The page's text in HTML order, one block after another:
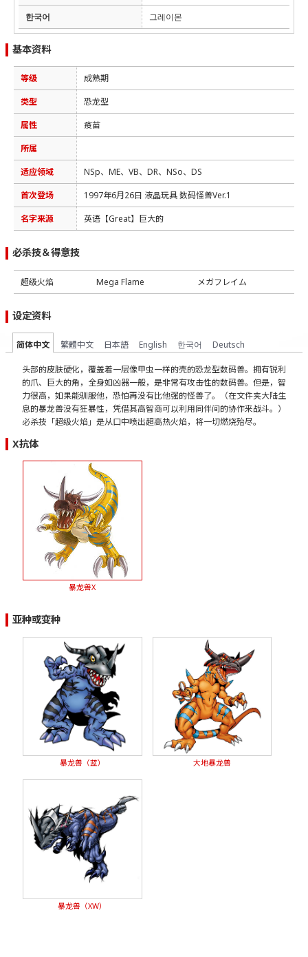
한국어
그레이몬
基本资料
等级
成熟期
类型
恐龙型
属性
疫苗
所属
适应领域
NSp、ME、VB、DR、NSo、DS
首次登场
1997年6月26日 液晶玩具 数码怪兽Ver.1
名字来源
英语【Great】巨大的
必杀技＆得意技
超级火焰 Mega Flame メガフレイム
设定资料
简体中文 繁體中文 日本語 English 한국어 Deutsch
头部的皮肤硬化，覆盖着一层像甲虫一样的壳的恐龙型数码兽。拥有锐利
的爪、巨大的角，全身如凶器一般，是非常有攻击性的数码兽。但是，智
力很高，如果能驯服他，恐怕再没有比他强的怪兽了。（在文件夹大陆生
息的暴龙兽没有狂暴性，凭借其高智商可以利用同伴间的协作来战斗。）
必杀技「超级火焰」是从口中喷出超高热火焰，将一切燃烧殆尽。
X抗体
暴龙兽X
亚种或变种
暴龙兽（蓝） 大地暴龙兽
暴龙兽（XW）